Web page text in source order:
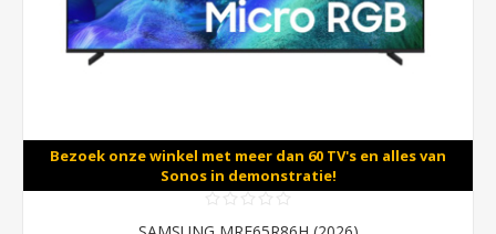
Bezoek onze winkel met meer dan 60 TV's en alles van
Sonos in demonstratie!